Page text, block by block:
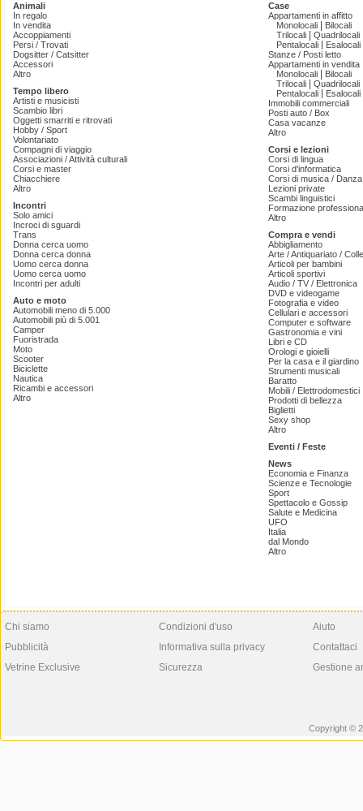
Animali
In regalo
In vendita
Accoppiamenti
Persi / Trovati
Dogsitter / Catsitter
Accessori
Altro
Tempo libero
Artisti e musicisti
Scambio libri
Oggetti smarriti e ritrovati
Hobby / Sport
Volontariato
Compagni di viaggio
Associazioni / Attività culturali
Corsi e master
Chiacchiere
Altro
Incontri
Solo amici
Incroci di sguardi
Trans
Donna cerca uomo
Donna cerca donna
Uomo cerca donna
Uomo cerca uomo
Incontri per adulti
Auto e moto
Automobili meno di 5.000
Automobili più di 5.001
Camper
Fuoristrada
Moto
Scooter
Biciclette
Nautica
Ricambi e accessori
Altro
Case
Appartamenti in affitto
Monolocali
Bilocali
Trilocali
Quadrilocali
Pentalocali
Esalocali
Stanze / Posti letto
Appartamenti in vendita
Monolocali
Bilocali
Trilocali
Quadrilocali
Pentalocali
Esalocali
Immobili commerciali
Posti auto / Box
Casa vacanze
Altro
Corsi e lezioni
Corsi di lingua
Corsi d'informatica
Corsi di musica /
Lezioni private
Scambi linguistici
Formazione
Altro
Compra e vendi
Abbigliamento
Arte / Antiquariato /
Articoli per bambini
Articoli sportivi
Audio / TV / Elettronica
DVD e videogame
Fotografia e video
Cellulari e accessori
Computer e software
Gastronomia e vini
Libri e CD
Orologi e gioielli
Per la casa e il giardino
Strumenti musicali
Baratto
Mobili / Elettrodomestici
Prodotti di bellezza
Biglietti
Sexy shop
Altro
Eventi / Feste
News
Economia e Finanza
Scienze e Tecnologie
Sport
Spettacolo e Gossip
Salute e Medicina
UFO
Italia
dal Mondo
Altro
Chi siamo
Pubblicità
Vetrine Exclusive
Condizioni d'uso
Informativa sulla privacy
Sicurezza
Aiuto
Contattaci
Gestione
Copyright ©